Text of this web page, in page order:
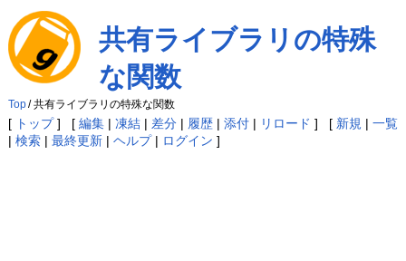
共有ライブラリの特殊
な関数
Top/ 共有ライブラリの特殊な関数
[ トップ] [ 編集| 凍結| 差分| 履歴| 添付| リロード ] [ 新規 | 一覧
| 検索| 最終更新| ヘルプ| ログイン ]